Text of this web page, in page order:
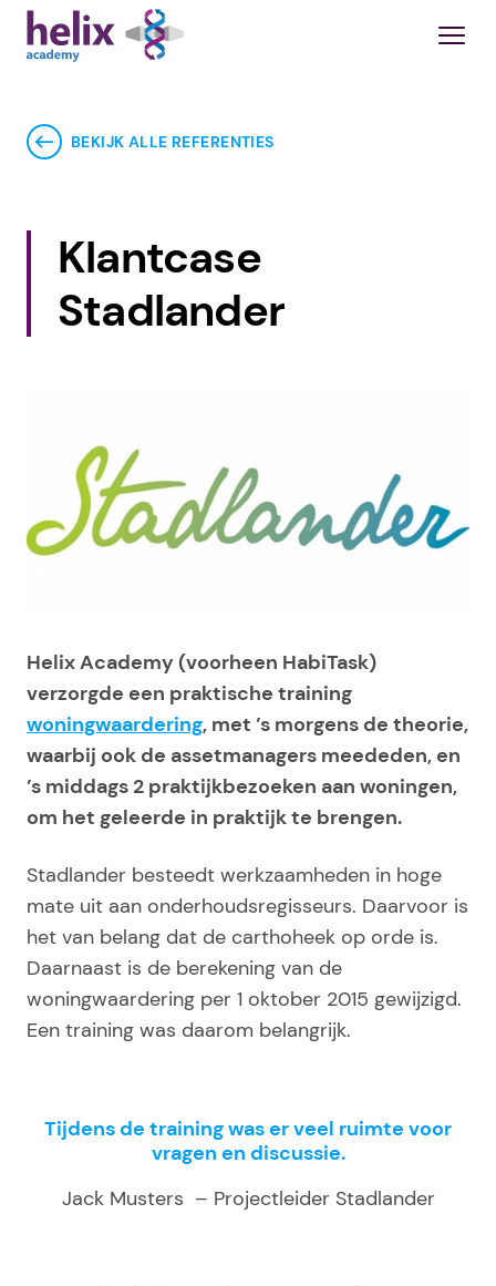
BEKIJK ALLE REFERENTIES
Klantcase
Stadlander
Helix Academy (voorheen HabiTask)
verzorgde een praktische training
woningwaardering, met ’s morgens de theorie,
waarbij ook de assetmanagers meededen, en
’s middags 2 praktijkbezoeken aan woningen,
om het geleerde in praktijk te brengen.
Stadlander besteedt werkzaamheden in hoge
mate uit aan onderhoudsregisseurs. Daarvoor is
het van belang dat de carthoheek op orde is.
Daarnaast is de berekening van de
woningwaardering per 1 oktober 2015 gewijzigd.
Een training was daarom belangrijk.
Tijdens de training was er veel ruimte voor
vragen en discussie.
Jack Musters – Projectleider Stadlander